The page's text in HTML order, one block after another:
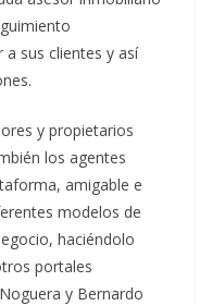
sus clientes y así
y propietarios
los agentes
amigable e
modelos de
haciéndolo
portales
y Bernardo